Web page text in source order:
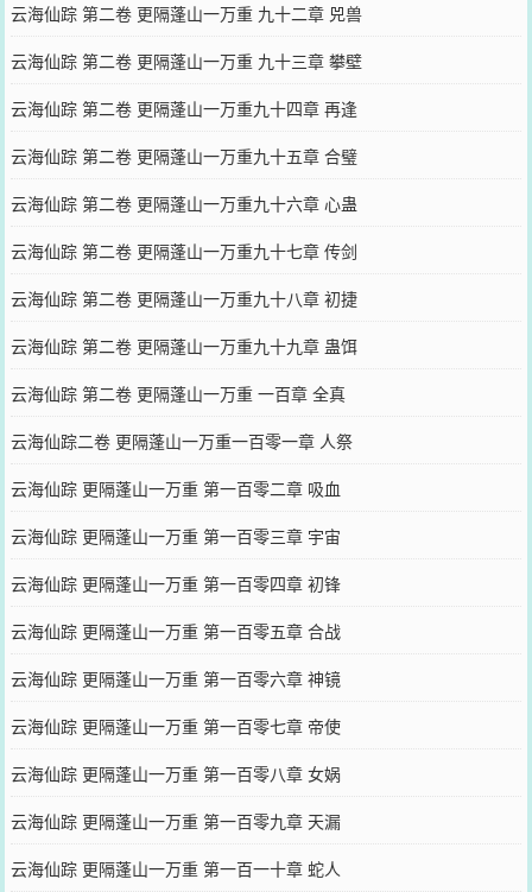
云海仙踪 第二卷 更隔蓬山一万重 九十二章 兕兽
云海仙踪 第二卷 更隔蓬山一万重 九十三章 攀壁
云海仙踪 第二卷 更隔蓬山一万重九十四章 再逢
云海仙踪 第二卷 更隔蓬山一万重九十五章 合璧
云海仙踪 第二卷 更隔蓬山一万重九十六章 心蛊
云海仙踪 第二卷 更隔蓬山一万重九十七章 传剑
云海仙踪 第二卷 更隔蓬山一万重九十八章 初捷
云海仙踪 第二卷 更隔蓬山一万重九十九章 蛊饵
云海仙踪 第二卷 更隔蓬山一万重 一百章 全真
云海仙踪二卷 更隔蓬山一万重一百零一章 人祭
云海仙踪 更隔蓬山一万重 第一百零二章 吸血
云海仙踪 更隔蓬山一万重 第一百零三章 宇宙
云海仙踪 更隔蓬山一万重 第一百零四章 初锋
云海仙踪 更隔蓬山一万重 第一百零五章 合战
云海仙踪 更隔蓬山一万重 第一百零六章 神镜
云海仙踪 更隔蓬山一万重 第一百零七章 帝使
云海仙踪 更隔蓬山一万重 第一百零八章 女娲
云海仙踪 更隔蓬山一万重 第一百零九章 天漏
云海仙踪 更隔蓬山一万重 第一百一十章 蛇人